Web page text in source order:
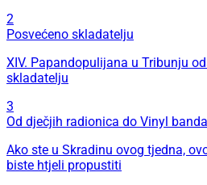
2
Posvećeno skladatelju
XIV. Papandopulijana u Tribunju
skladatelju
3
Od dječjih radionica do Vinyl banda
Ako ste u Skradinu ovog tjedna,
biste htjeli propustiti